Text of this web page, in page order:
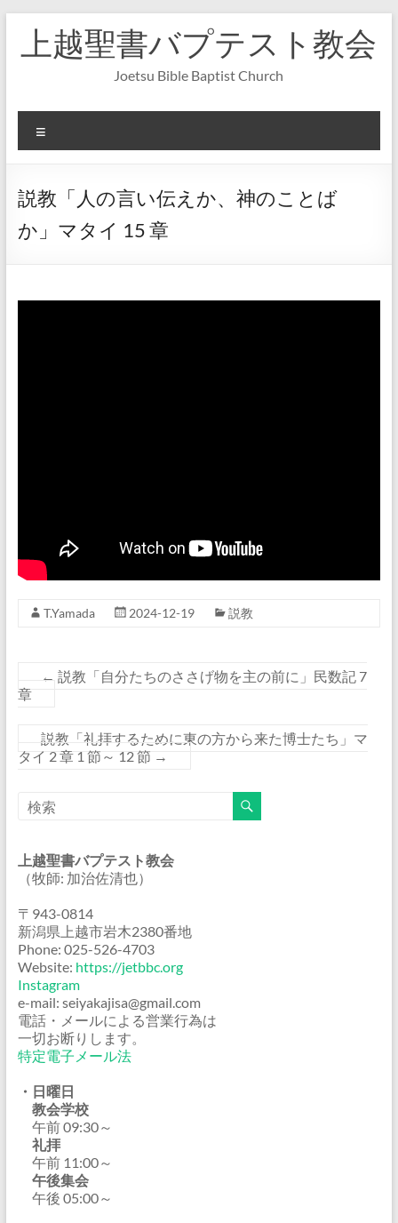
へ
上越聖書バプテスト教会
Joetsu Bible Baptist Church
ニ
ー
説教「人の言い伝えか、神のことば
か」マタイ 15 章
T.Yamada 2024-12-19 説教
← 説教「自分たちのささげ物を主の前に」民数記 7
章
説教「礼拝するために東の方から来た博士たち」マ
タイ 2 章 1 節～ 12 節 →
上越聖書バプテスト教会
（牧師: 加治佐清也）
〒943-0814
新潟県上越市岩木2380番地
Phone: 025-526-4703
Website: https://jetbbc.org
Instagram
e-mail: seiyakajisa@gmail.com
電話・メールによる営業行為は
一切お断りします。
特定電子メール法
・日曜日
教会学校
午前 09:30～
礼拝
午前 11:00～
午後集会
午後 05:00～